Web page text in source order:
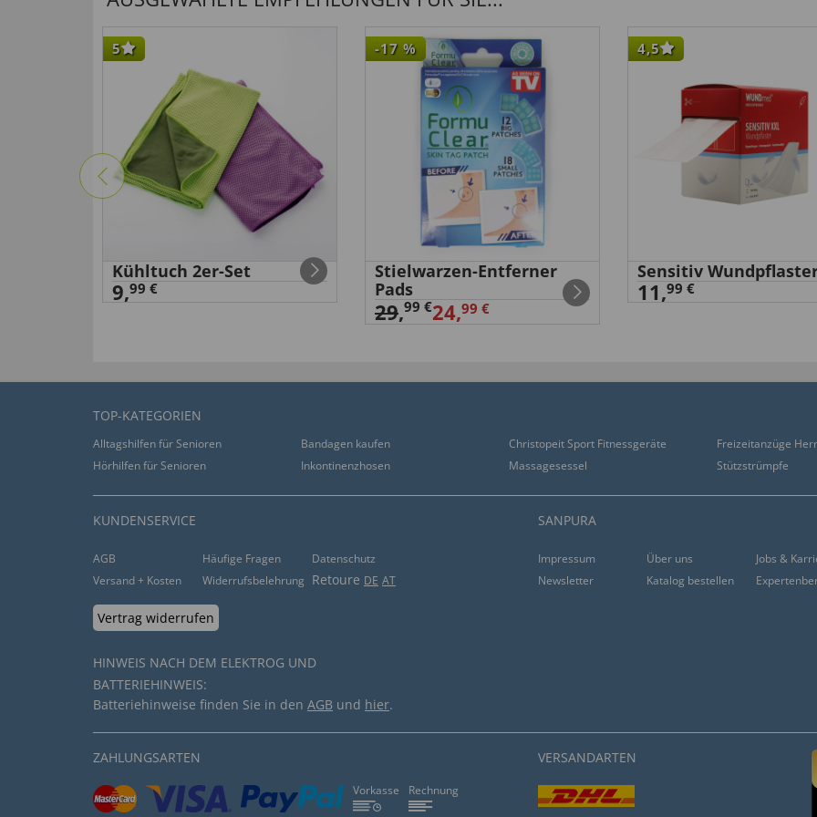
5
Kühltuch 2er-Set
9,99 €
-17 %
Stielwarzen-Entferner
Pads
29,99 €24,99 €
4,5
Sensitiv
11,99 €
TOP-KATEGORIEN
Alltagshilfen für Senioren Bandagen kaufen Christopeit Sport Fitnessgeräte Freizeitanzüge
Hörhilfen für Senioren
Inkontinenzhosen Massagesessel Stützstrümpfe
KUNDENSERVICE
AGB Häufige Fragen
Datenschutz
Versand + Kosten
Widerrufsbelehrung Retoure DE AT
Vertrag widerrufen
HINWEIS NACH DEM ELEKTROG UND
BATTERIEHINWEIS:
Batteriehinweise finden Sie in den AGB und hier.
SANPURA
Impressum Über uns
Jobs &
Newsletter
Katalog bestellen
ZAHLUNGSARTEN
Vorkasse Rechnung
VERSANDARTEN